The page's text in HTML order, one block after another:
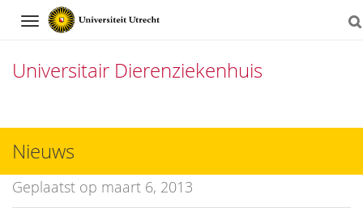
Navigation
Universitair Dierenziekenhuis
naar
inhoud
Nieuws
Geplaatst op maart 6, 2013